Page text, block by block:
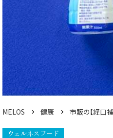
MELOS 健康 市販の【経口
ウェルネスフード